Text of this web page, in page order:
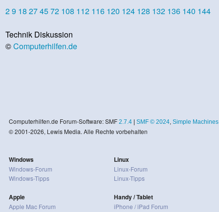
29 18 274572 108 112 116 120 124 128 132 136 140 144
Technik Diskussion
©Computerhilfen.de
Computerhilfen.de Forum-Software: SMF 2.7.4| SMF © 2024, Simple Machines
© 2001-2026, Lewis Media. Alle Rechte vorbehalten
Windows
Windows-Forum
Windows-Tipps
Apple
Apple Mac Forum
Linux
Linux-Forum
Linux-Tipps
Handy / Tablet
iPhone / iPad Forum